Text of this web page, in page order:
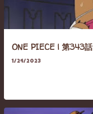
ONE PIECE | 第343
1/24/2023